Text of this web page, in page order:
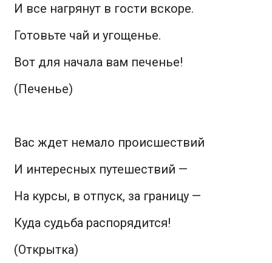
И все нагрянут в гости вскоре.
Готовьте чай и угощенье.
Вот для начала вам печенье!
(Печенье)
Вас ждет немало происшествий
И интересных путешествий —
На курсы, в отпуск, за границу —
Куда судьба распорядится!
(Oткрытка)